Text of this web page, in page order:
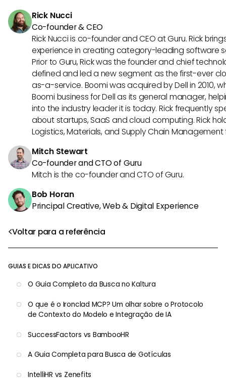
Voltar para a referência
GUIAS E DICAS DO APLICATIVO
O Guia Completo da Busca no Kaltura
O que é o Ironclad MCP? Um olhar sobre o Protocolo
de Contexto do Modelo e Integração de IA
SuccessFactors vs BambooHR
A Guia Completa para Busca de Gotículas
IntelliHR vs Zenefits
Rick Nucci
Co-founder & CEO
Rick Nucci is co-founder and CEO at Guru. Rick
experience in creating category-leading software
Prior to Guru, Rick was the founder and chief
defined and led a new segment as the first-ever
as-a-service. Boomi was acquired by Dell in 2010,
Boomi business for Dell as its general manager,
into the industry leader it is today. Rick frequently
about startups, SaaS and cloud computing. Rick
Logistics, Materials, and Supply Chain Management
Mitch Stewart
Co-founder and CTO of Guru
Mitch is the co-founder and CTO of Guru.
Bob Horan
Principal Creative, Web & Digital Experience